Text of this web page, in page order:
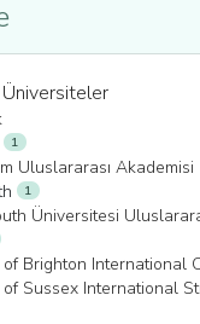
1
Uluslararası Akademisi
1
Üniversitesi
of Brighton International
Sussex International